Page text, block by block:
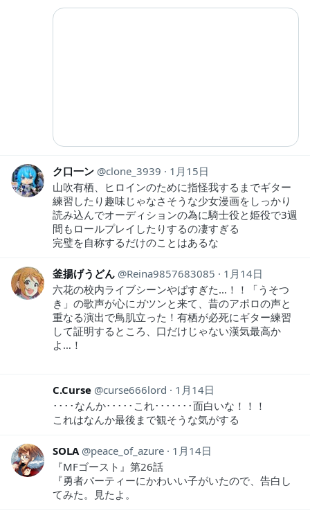
ク口一ン clone_3939
1月15日
山吹有栖、ヒロインのために指怪我するまでギター
練習したり趣味じゃなさそうな少女漫画をしっかり
読み込んでオーディションの為に騎士役と姫役で3週
間もロールプレイしたりするの凄すぎる
完璧を自称するだけのことはあるな
釜揚げうどん Reina9857683085
1月14日
六花の校内ライブシーンやばすぎた…！！「うそつ
き」の歌声が心にガツンと来て、昔のアポロの声と
重なる演出で鳥肌立った！有栖が必死にギター練習
して証明するところ、口だけじゃない漢気最高か
よ…！
C.Curse curse666lord
1月14日
････なんか･････これ･･･････面白いな！！！
これはなんか最後まで観そうな気がする
SOLA peace_of_azure
1月14日
『MFゴースト』第26話
『勇者パーティーにかわいい子がいたので、告白し
てみた。見たよ。